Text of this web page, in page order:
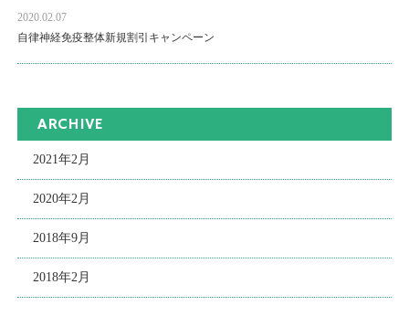
2020.02.07
自律神経免疫整体新規割引キャンペーン
ARCHIVE
2021年2月
2020年2月
2018年9月
2018年2月